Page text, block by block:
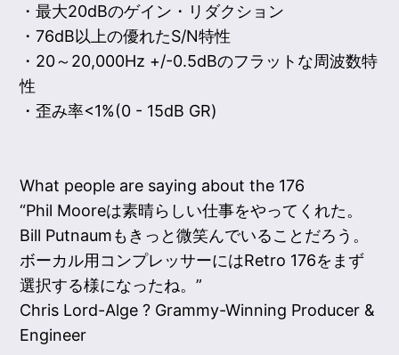
・最大20dBのゲイン・リダクション
・76dB以上の優れたS/N特性
・20～20,000Hz +/-0.5dBのフラットな周波数特
性
・歪み率<1%(0 - 15dB GR)
What people are saying about the 176
“Phil Mooreは素晴らしい仕事をやってくれた。
Bill Putnaumもきっと微笑んでいることだろう。
ボーカル用コンプレッサーにはRetro 176をまず
選択する様になったね。”
Chris Lord-Alge ? Grammy-Winning Producer &
Engineer